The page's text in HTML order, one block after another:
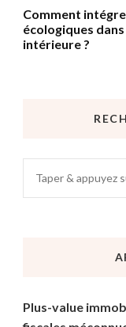
Comment
écologiques
intérieure ?
recherchiez
Plus-value